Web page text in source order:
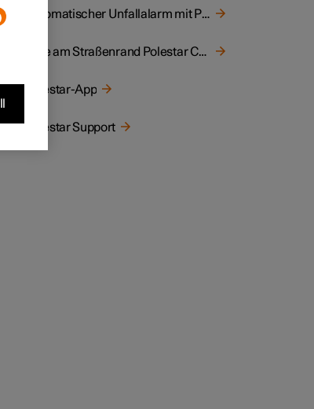
Automatischer Unfallalarm mit Polestar Connect
Hilfe am Straßenrand Polestar Connect
Polestar-App
Polestar Support